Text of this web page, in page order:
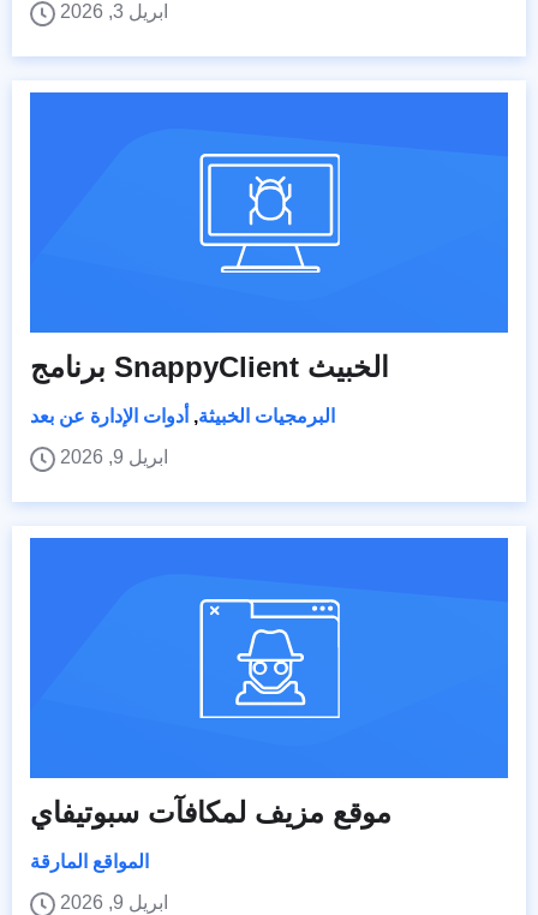
ابريل 3, 2026
برنامج SnappyClient الخبيث
البرمجيات الخبيثة, أدوات الإدارة عن بعد
ابريل 9, 2026
موقع مزيف لمكافآت سبوتيفاي
المواقع المارقة
ابريل 9, 2026